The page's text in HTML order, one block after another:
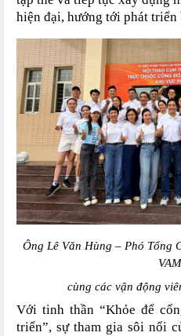
hiện đại, hướng tới phát triển
Ông Lê Văn Hùng – Phó Tổng
cùng các vận động
Với tinh thần “Khỏe để
triển”, sự tham gia sôi nổi